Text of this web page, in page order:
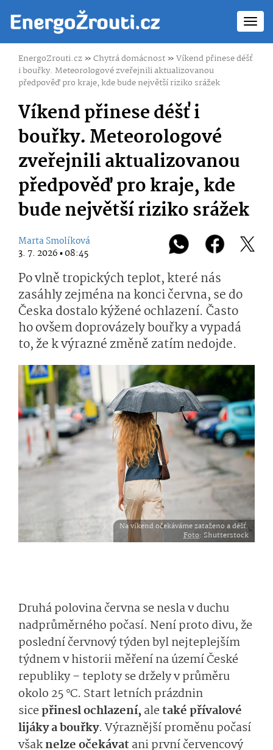
EnergoZrouti.cz»Chytrá domácnost»Víkend přinese déšť
i bouřky. Meteorologové zveřejnili aktualizovanou
předpověď pro kraje, kde bude největší riziko srážek
Víkend přinese déšť i
bouřky. Meteorologové
zveřejnili aktualizovanou
předpověď pro kraje, kde
bude největší riziko srážek
Marta Smolíková
3. 7. 2026 ▪ 08:45
Po vlně tropických teplot, které nás
zasáhly zejména na konci června, se do
Česka dostalo kýžené ochlazení. Často
ho ovšem doprovázely bouřky a vypadá
to, že k výrazné změně zatím nedojde.
Na víkend očekáváme zataženo a déšť.
Foto: Shutterstock
Druhá polovina června se nesla v duchu
nadprůměrného počasí. Není proto divu, že
poslední červnový týden byl nejteplejším
týdnem v historii měření na území České
republiky – teploty se držely v průměru
okolo 25 °C. Start letních prázdnin
sicepřinesl ochlazení,aletaké přívalové
lijáky a bouřky. Výraznější proměnu počasí
všaknelze očekávatani první červencový